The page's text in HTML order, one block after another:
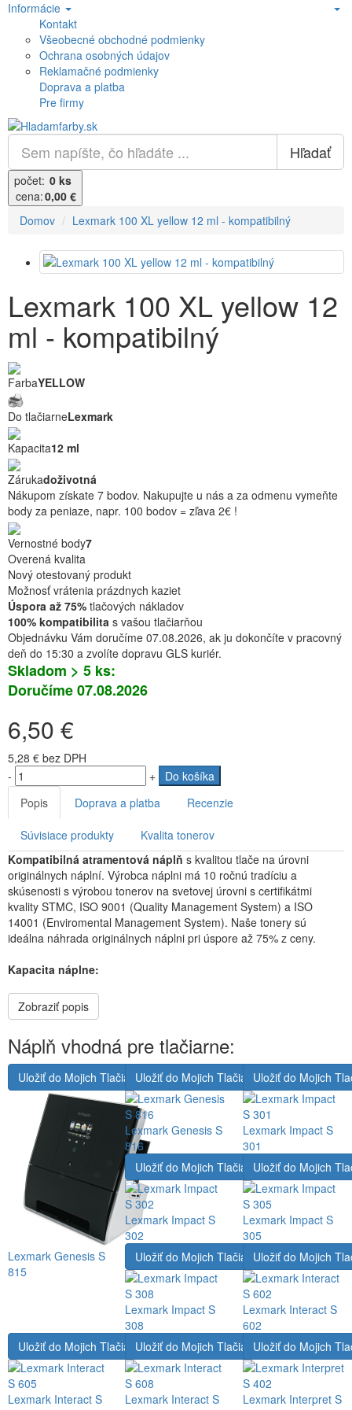
Informácie
Kontakt
Všeobecné obchodné podmienky
Ochrana osobných údajov
Reklamačné podmienky
Doprava a platba
Pre firmy
Hľadať
počet: 0 ks
cena:0,00 €
Domov
Lexmark 100 XL yellow 12 ml - kompatibilný
Lexmark 100 XL yellow 12
ml - kompatibilný
FarbaYELLOW
Do tlačiarneLexmark
Kapacita12 ml
Zárukadoživotná
Nákupom získate 7 bodov. Nakupujte u nás a za odmenu vymeňte
body za peniaze, napr. 100 bodov = zľava 2€ !
Vernostné body7
Overená kvalita
Nový otestovaný produkt
Možnosť vrátenia prázdnych kaziet
Úspora až 75% tlačových nákladov
100% kompatibilita s vašou tlačiarňou
Objednávku Vám doručíme 07.08.2026, ak ju dokončíte v pracovný
deň do 15:30 a zvolíte dopravu GLS kuriér.
Skladom > 5 ks:
Doručíme 07.08.2026
6,50 €
5,28 € bez DPH
-
+
Do košíka
Popis
Doprava a platba Recenzie
Súvisiace produkty
Kvalita tonerov
Kompatibilná atramentová náplň s kvalitou tlače na úrovni
originálnych náplní. Výrobca náplni má 10 ročnú tradíciu a
skúsenosti s výrobou tonerov na svetovej úrovni s certifikátmi
kvality STMC, ISO 9001 (Quality Management System) a ISO
14001 (Enviromental Management System). Naše tonery sú
ideálna náhrada originálnych náplni pri úspore až 75% z ceny.
Kapacita náplne:
Zobraziť popis
Náplň vhodná pre tlačiarne:
Uložiť do Mojich Tlačiarní
Lexmark Genesis S
815
Uložiť do Mojich Tlačiarní
Lexmark Genesis S
816
Uložiť do Mojich
Lexmark Impact S
301
Uložiť do Mojich Tlačiarní
Lexmark Impact S
302
Uložiť do Mojich
Lexmark Impact S
305
Uložiť do Mojich Tlačiarní
Lexmark Impact S
308
Uložiť do Mojich
Lexmark Interact S
602
Uložiť do Mojich Tlačiarní
Lexmark Interact S
Uložiť do Mojich Tlačiarní
Lexmark Interact S
Uložiť do Mojich
Lexmark Interpret S